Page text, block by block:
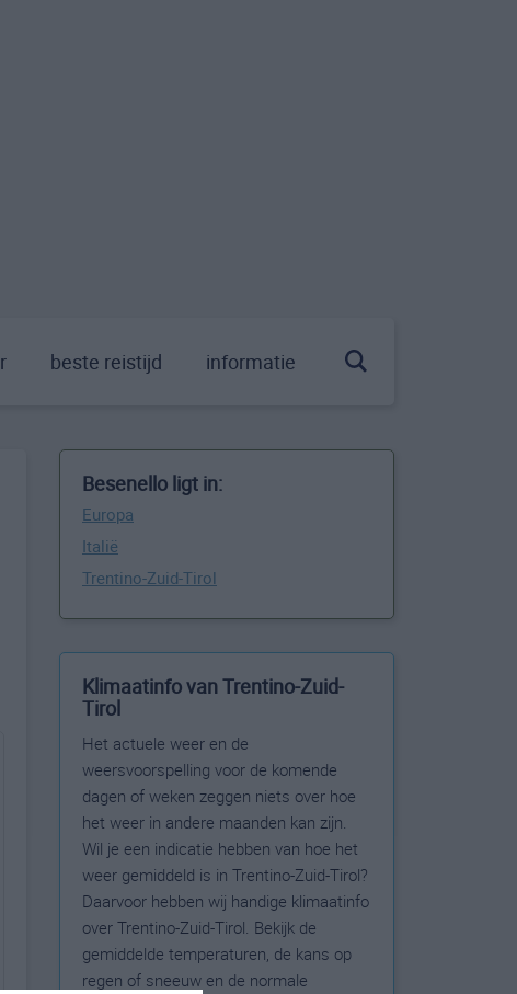
beste reistijd informatie
Besenello ligt in:
Europa
Italië
Trentino-Zuid-Tirol
Klimaatinfo van Trentino-Zuid-
Tirol
Het actuele weer en de
weersvoorspelling voor de komende
dagen of weken zeggen niets over hoe
het weer in andere maanden kan zijn.
Wil je een indicatie hebben van hoe het
weer gemiddeld is in Trentino-Zuid-Tirol?
Daarvoor hebben wij handige klimaatinfo
over Trentino-Zuid-Tirol. Bekijk de
gemiddelde temperaturen, de kans op
regen of sneeuw en de normale